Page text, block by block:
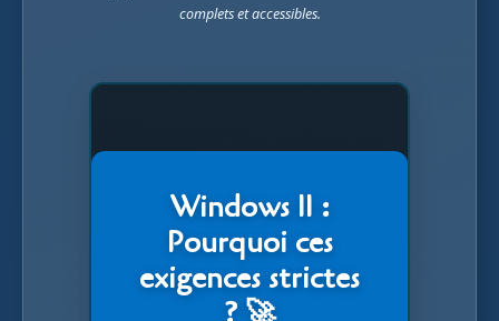
complets et accessibles.
Windows 11 :
Pourquoi ces
exigences strictes